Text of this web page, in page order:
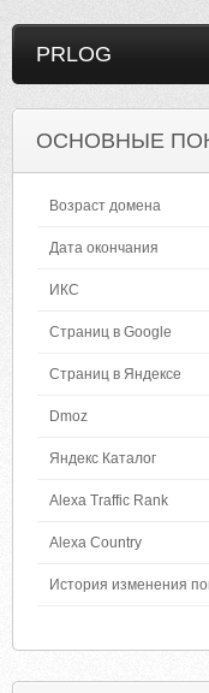
PRLOG
ОСНОВНЫЕ
Возраст домена
Дата окончания
ИКС
Страниц в Google
Страниц в Яндексе
Dmoz
Яндекс Каталог
Alexa Traffic Rank
Alexa Country
История изменения